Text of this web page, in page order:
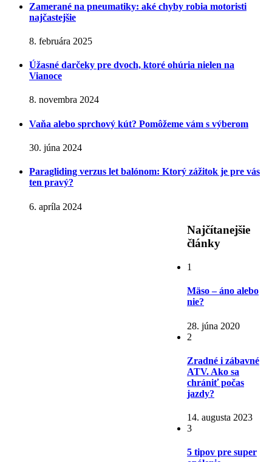
Zamerané na pneumatiky: aké chyby robia motoristi
najčastejšie
8. februára 2025
Úžasné darčeky pre dvoch, ktoré ohúria nielen na
Vianoce
8. novembra 2024
Vaňa alebo sprchový kút? Pomôžeme vám s výberom
30. júna 2024
Paragliding verzus let balónom: Ktorý zážitok je pre vás
ten pravý?
6. apríla 2024
Najčítanejšie
články
1
Mäso – áno alebo
nie?
28. júna 2020
2
Zradné i zábavné
ATV. Ako sa
chrániť počas
jazdy?
14. augusta 2023
3
5 tipov pre super